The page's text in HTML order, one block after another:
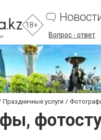
18+
Вопрос - ответ
Праздничные услуги